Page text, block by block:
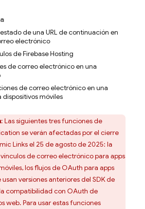
de una URL de continuación en
electrónico
de Firebase Hosting
de correo electrónico en una
de correo electrónico en una
móviles
: Las siguientes tres funciones de
se verán afectadas por el cierre
Linksel 25 de agosto de 2025: la
de correo electrónico para apps
los flujos de OAuth para apps
versiones anteriores del SDK de
compatibilidad con OAuth de
web. Para usar estas funciones